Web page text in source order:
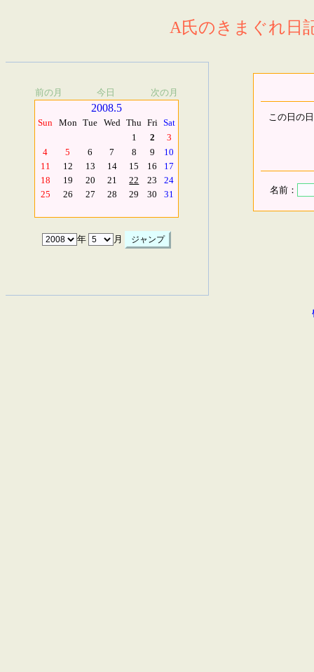
A氏のきまぐれ日
前の月 今日 次の月
2008.5
Sun Mon Tue Wed Thu Fri Sat
1
2
3
4
5 6 7 8 9
10
11
12 13 14 15 16
17
18
19 20 21 22 23
24
25
26 27 28 29 30 31
年 月
この日の
名前：